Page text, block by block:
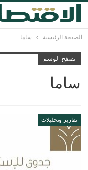
الصفحة الرئيسية ساما
تصفح الوسم
ساما
تقارير وتحليلات